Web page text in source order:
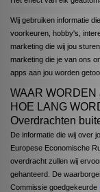
Wij gebruiken informatie
voorkeuren, hobby's,
marketing die wij jou
marketing die je van ons
apps aan jou worden
WAAR WORDEN
HOE LANG
Overdrachten
De informatie die wij over
Europese Economische
overdracht zullen wij
gehanteerd. De
Commissie goedgekeurde